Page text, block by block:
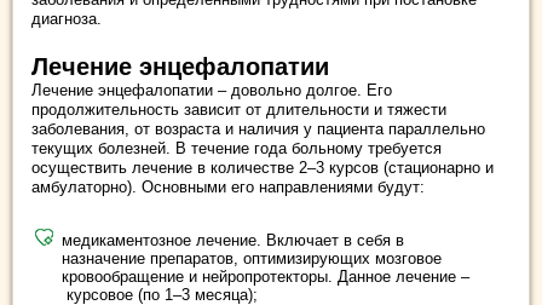
диагноза.
Лечение энцефалопатии
Лечение энцефалопатии – довольно долгое. Его
продолжительность зависит от длительности и тяжести
заболевания, от возраста и наличия у пациента параллельно
текущих болезней. В течение года больному требуется
осуществить лечение в количестве 2–3 курсов (стационарно и
амбулаторно). Основными его направлениями будут:
медикаментозное лечение. Включает в себя в
назначение препаратов, оптимизирующих мозговое
кровообращение и нейропротекторы. Данное лечение –
курсовое (по 1–3 месяца);